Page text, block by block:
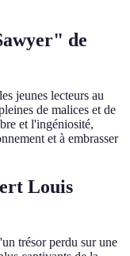
de
jeunes lecteurs au
de malices et de
et l'ingéniosité,
et à embrasser
Louis
trésor perdu sur une